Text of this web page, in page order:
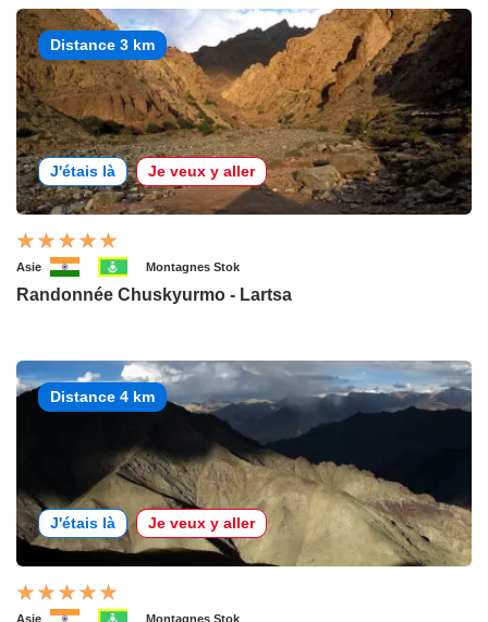
Distance 3 km
J'étais là Je veux y aller
Asie Montagnes Stok
Randonnée Chuskyurmo - Lartsa
Distance 4 km
J'étais là Je veux y aller
Asie Montagnes Stok